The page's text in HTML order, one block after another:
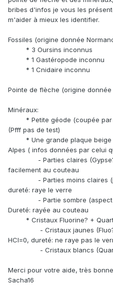
bribes d'infos je vous les
m'aider à mieux les identifier.
Fossiles (origine donnée
* 3 Oursins inconnus
* 1 Gastéropode inconnu
* 1 Cnidaire inconnu
Pointe de flèche (origine donnée
Minéraux:
* Petite géode (coupée par
(Pfff pas de test)
* Une grande plaque beige
Alpes ( infos données par celui
- Parties claires (Gypse?)
facilement au couteau
- Parties moins claires
dureté: raye le verre
- Partie sombre (aspect
Dureté: rayée au couteau
* Cristaux Fluorine? +
- Cristaux jaunes (Fluo?)
HCl=0, dureté: ne raye pas le
- Cristaux blancs
Merci pour votre aide, très
Sacha16